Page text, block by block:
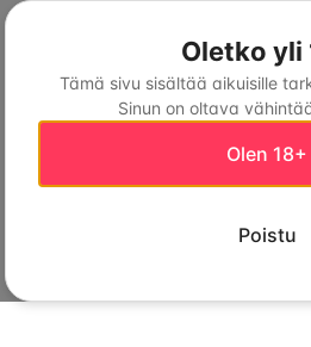
Oletko yli
Tämä sivu sisältää aikuisille
Sinun on oltava
Olen 18+
Poistu